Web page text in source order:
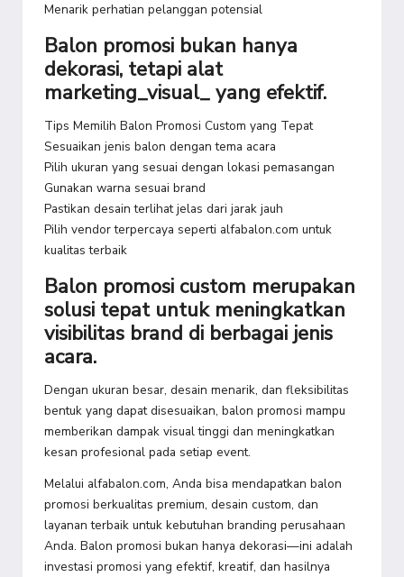
Menarik perhatian pelanggan potensial
Balon promosi bukan hanya
dekorasi, tetapi alat
marketing_visual_ yang efektif.
Tips Memilih Balon Promosi Custom yang Tepat
Sesuaikan jenis balon dengan tema acara
Pilih ukuran yang sesuai dengan lokasi pemasangan
Gunakan warna sesuai brand
Pastikan desain terlihat jelas dari jarak jauh
Pilih vendor terpercaya seperti alfabalon.com untuk
kualitas terbaik
Balon promosi custom merupakan
solusi tepat untuk meningkatkan
visibilitas brand di berbagai jenis
acara.
Dengan ukuran besar, desain menarik, dan fleksibilitas
bentuk yang dapat disesuaikan, balon promosi mampu
memberikan dampak visual tinggi dan meningkatkan
kesan profesional pada setiap event.
Melalui alfabalon.com, Anda bisa mendapatkan balon
promosi berkualitas premium, desain custom, dan
layanan terbaik untuk kebutuhan branding perusahaan
Anda. Balon promosi bukan hanya dekorasi—ini adalah
investasi promosi yang efektif, kreatif, dan hasilnya